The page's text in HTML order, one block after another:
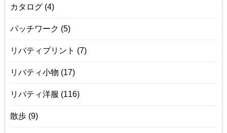
カタログ (4)
パッチワーク (5)
リバティプリント (7)
リバティ小物 (17)
リバティ洋服 (116)
散歩 (9)